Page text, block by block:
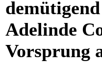
Adelinde
Vorsprung